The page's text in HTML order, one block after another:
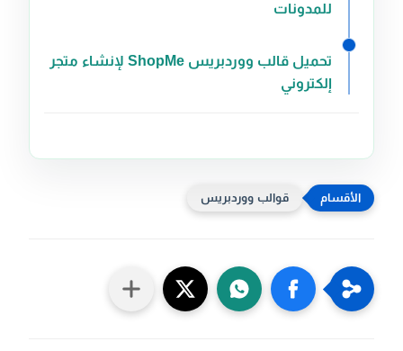
للمدونات
تحميل قالب ووردبريس ShopMe لإنشاء متجر
إلكتروني
قوالب ووردبريس